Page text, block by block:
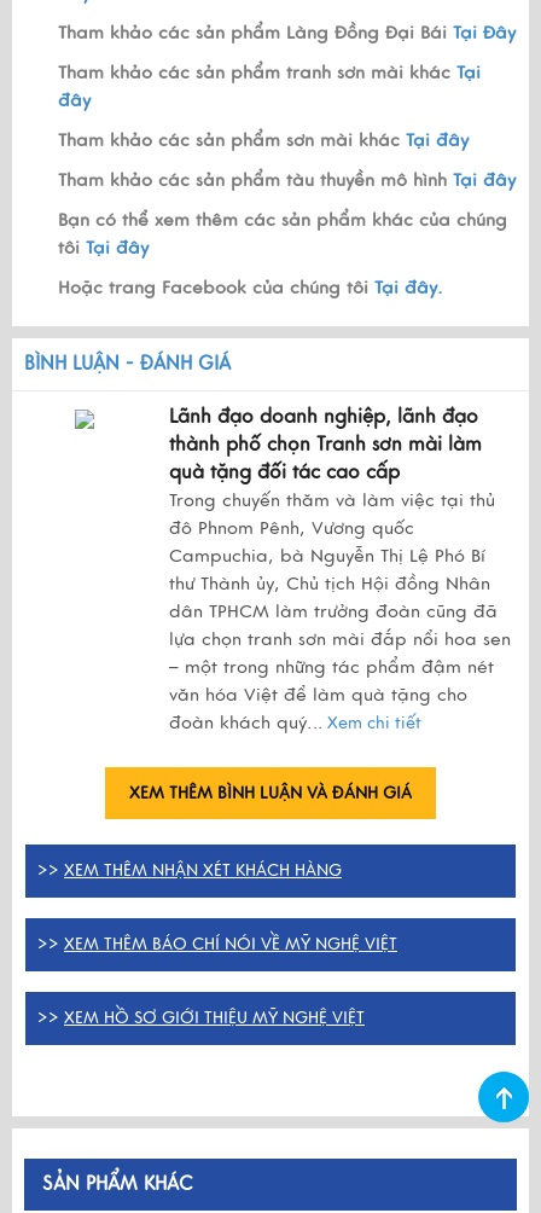
Tham khảo các sản phẩm Làng Đồng Đại Bái Tại Đây
Tham khảo các sản phẩm tranh sơn mài khác Tại
đây
Tham khảo các sản phẩm sơn mài khác Tại đây
Tham khảo các sản phẩm tàu thuyền mô hình Tại đây
Bạn có thể xem thêm các sản phẩm khác của chúng
tôi Tại đây
Hoặc trang Facebook của chúng tôi Tại đây.
BÌNH LUẬN - ĐÁNH GIÁ
Lãnh đạo doanh nghiệp, lãnh đạo
thành phố chọn Tranh sơn mài làm
quà tặng đối tác cao cấp
Trong chuyến thăm và làm việc tại thủ
đô Phnom Pênh, Vương quốc
Campuchia, bà Nguyễn Thị Lệ Phó Bí
thư Thành ủy, Chủ tịch Hội đồng Nhân
dân TPHCM làm trưởng đoàn cũng đã
lựa chọn tranh sơn mài đắp nổi hoa sen
– một trong những tác phẩm đậm nét
văn hóa Việt để làm quà tặng cho
đoàn khách quý... Xem chi tiết
XEM THÊM BÌNH LUẬN VÀ ĐÁNH GIÁ
>> XEM THÊM NHẬN XÉT KHÁCH HÀNG
>> XEM THÊM BÁO CHÍ NÓI VỀ MỸ NGHỆ VIỆT
>> XEM HỒ SƠ GIỚI THIỆU MỸ NGHỆ VIỆT
SẢN PHẨM KHÁC